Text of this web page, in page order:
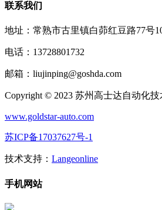
联系我们
地址：常熟市古里镇白茆红豆路77号
电话：13728801732
邮箱：liujinping@goshda.com
Copyright © 2023 苏州高士达自动化技
www.goldstar-auto.com
苏ICP备17037627号-1
技术支持： Langeonline
手机网站